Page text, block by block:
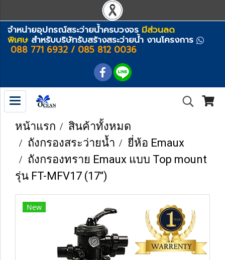
จำหน่ายอุปกรณ์สระว่ายน้ำครบวงจร มีส่วนลด
พิเศษ สำหรับบริษัทรับสร้างสระว่ายน้ำ งานโครงการ
088 771 6932 / 085 812 0036
หน้าแรก
สินค้าทั้งหมด
ถังกรองสระว่ายน้ำ
ยี่ห้อ Emaux
ถังกรองทราย Emaux แบบ Top mount
รุ่น FT-MFV17 (17")
New